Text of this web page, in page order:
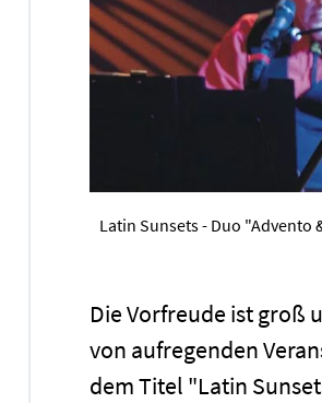
Latin Sunsets - Duo "Advento
Die Vorfreude ist groß
von aufregenden
dem Titel "Latin